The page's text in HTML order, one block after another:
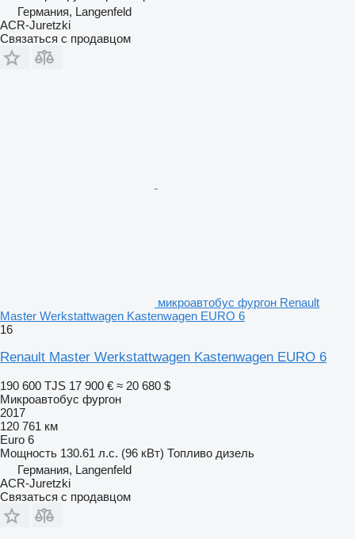
Германия, Langenfeld
ACR-Juretzki
Связаться с продавцом
микроавтобус фургон Renault
Master Werkstattwagen Kastenwagen EURO 6
16
Renault Master Werkstattwagen Kastenwagen EURO 6
190 600 TJS 17 900 € ≈ 20 680 $
Микроавтобус фургон
2017
120 761 км
Euro 6
Мощность 130.61 л.с. (96 кВт) Топливо дизель
Германия, Langenfeld
ACR-Juretzki
Связаться с продавцом